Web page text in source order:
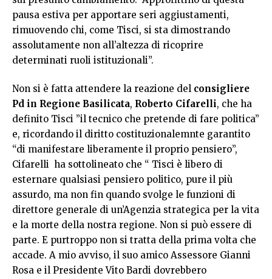
pausa estiva per apportare seri aggiustamenti,
rimuovendo chi, come Tisci, si sta dimostrando
assolutamente non all’altezza di ricoprire
determinati ruoli istituzionali”.
Non si è fatta attendere la reazione del consigliere
Pd in Regione Basilicata, Roberto Cifarelli, che ha
definito Tisci ”il tecnico che pretende di fare politica”
e, ricordando il diritto costituzionalemnte garantito
“di manifestare liberamente il proprio pensiero”,
Cifarelli ha sottolineato che “ Tisci è libero di
esternare qualsiasi pensiero politico, pure il più
assurdo, ma non fin quando svolge le funzioni di
direttore generale di un’Agenzia strategica per la vita
e la morte della nostra regione. Non si può essere di
parte. E purtroppo non si tratta della prima volta che
accade. A mio avviso, il suo amico Assessore Gianni
Rosa e il Presidente Vito Bardi dovrebbero